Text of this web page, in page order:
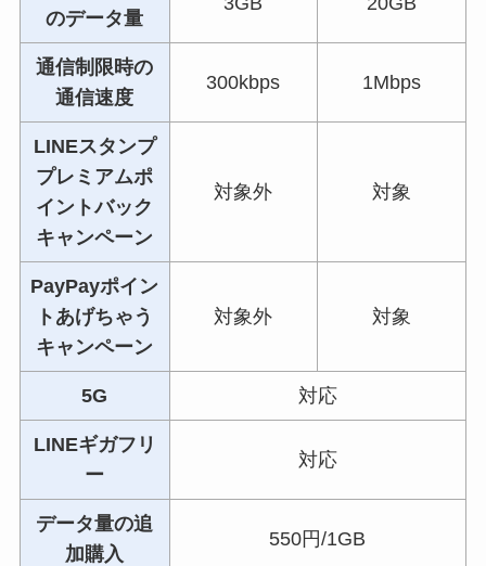
のデータ量
通信制限時の
通信速度
300kbps 1Mbps
LINEスタンプ
プレミアムポ
イントバック
キャンペーン
対象外 対象
PayPayポイン
トあげちゃう
キャンペーン
対象外 対象
5G 対応
LINEギガフリ
ー
対応
データ量の追
加購入
550円/1GB